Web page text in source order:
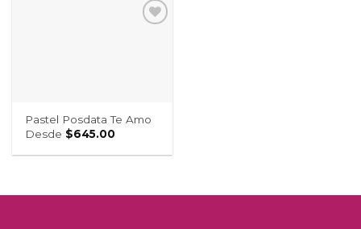
Pastel Posdata Te Amo
Desde $645.00